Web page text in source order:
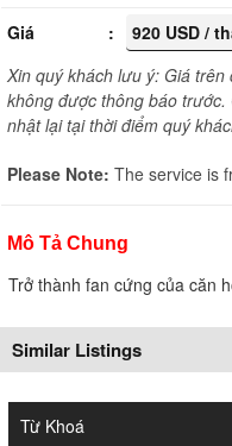
Giá
920 USD /
Xin quý khách lưu ý: Giá
không được thông báo
nhật lại tại thời điểm quý
Please Note: The service is
Mô Tả Chung
Trở thành fan cứng của căn
Similar Listings